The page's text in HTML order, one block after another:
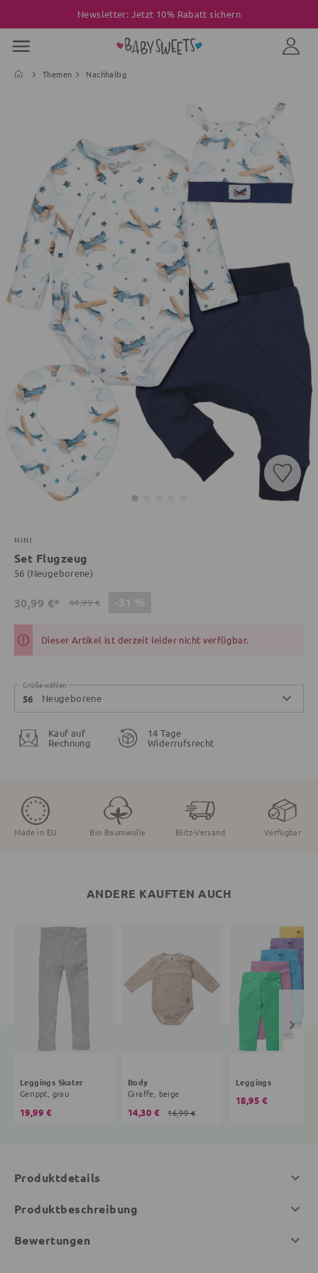
Newsletter: Jetzt 10% Rabatt sichern
Themen Nachhaltig
NINI
Set Flugzeug
56 (Neugeborene)
30,99 €* 44,99 €
Dieser Artikel ist derzeit leider nicht verfügbar.
Größe wählen
56 Neugeborene
Kauf auf
Rechnung
14 Tage
Widerrufsrecht
Made in EU Bio Baumwolle Blitz-Versand Verfügbar
ANDERE KAUFTEN AUCH
Leggings Skater
Gerippt, grau
19,99 €
Body
Giraffe, beige
14,30 € 16,99 €
Leggings
18,95 €
Produktdetails
Produktbeschreibung
Bewertungen